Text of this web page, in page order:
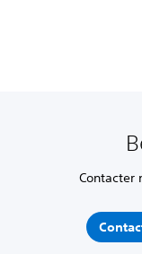
Contacter